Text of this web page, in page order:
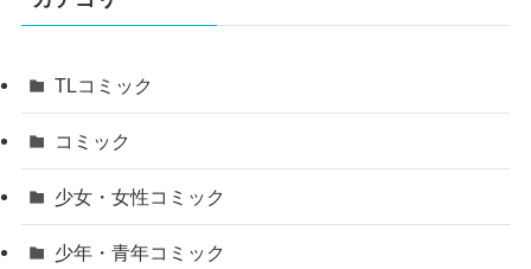
TLコミック
コミック
少女・女性コミック
少年・青年コミック